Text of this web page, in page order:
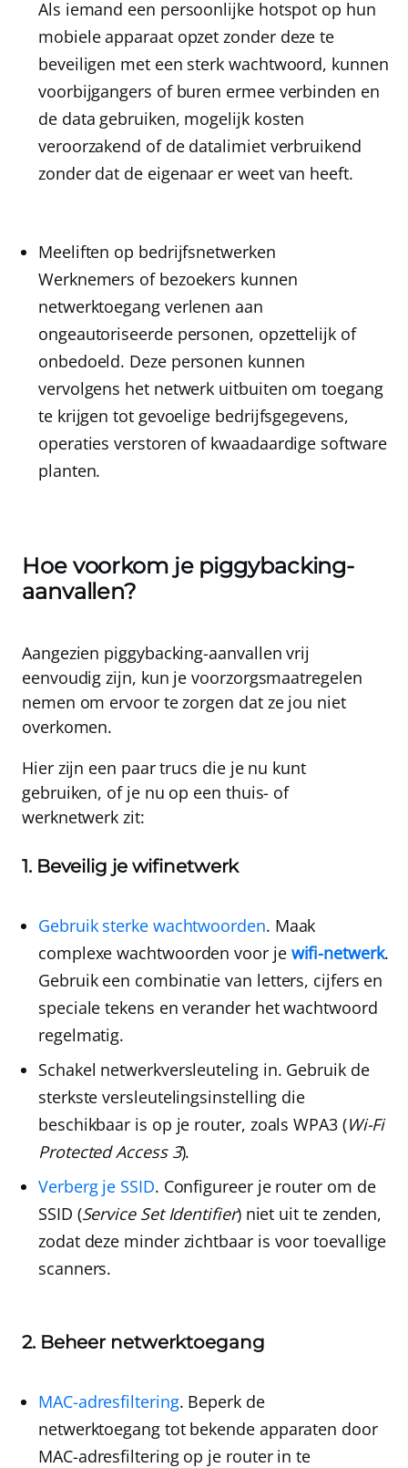
Als iemand een persoonlijke hotspot op hun
mobiele apparaat opzet zonder deze te
beveiligen met een sterk wachtwoord, kunnen
voorbijgangers of buren ermee verbinden en
de data gebruiken, mogelijk kosten
veroorzakend of de datalimiet verbruikend
zonder dat de eigenaar er weet van heeft.
Meeliften op bedrijfsnetwerken
Werknemers of bezoekers kunnen
netwerktoegang verlenen aan
ongeautoriseerde personen, opzettelijk of
onbedoeld. Deze personen kunnen
vervolgens het netwerk uitbuiten om toegang
te krijgen tot gevoelige bedrijfsgegevens,
operaties verstoren of kwaadaardige software
planten.
Hoe voorkom je piggybacking-
aanvallen?
Aangezien piggybacking-aanvallen vrij
eenvoudig zijn, kun je voorzorgsmaatregelen
nemen om ervoor te zorgen dat ze jou niet
overkomen.
Hier zijn een paar trucs die je nu kunt
gebruiken, of je nu op een thuis- of
werknetwerk zit:
1. Beveilig je wifinetwerk
Gebruik sterke wachtwoorden. Maak
complexe wachtwoorden voor je wifi-netwerk.
Gebruik een combinatie van letters, cijfers en
speciale tekens en verander het wachtwoord
regelmatig.
Schakel netwerkversleuteling in. Gebruik de
sterkste versleutelingsinstelling die
beschikbaar is op je router, zoalsWPA3(Wi-Fi
Protected Access 3).
Verberg je SSID. Configureer je router om de
SSID (Service Set Identifier) niet uit te zenden,
zodat deze minder zichtbaar is voor toevallige
scanners.
2. Beheer netwerktoegang
MAC-adresfiltering. Beperk de
netwerktoegang tot bekende apparaten door
MAC-adresfiltering op je router in te